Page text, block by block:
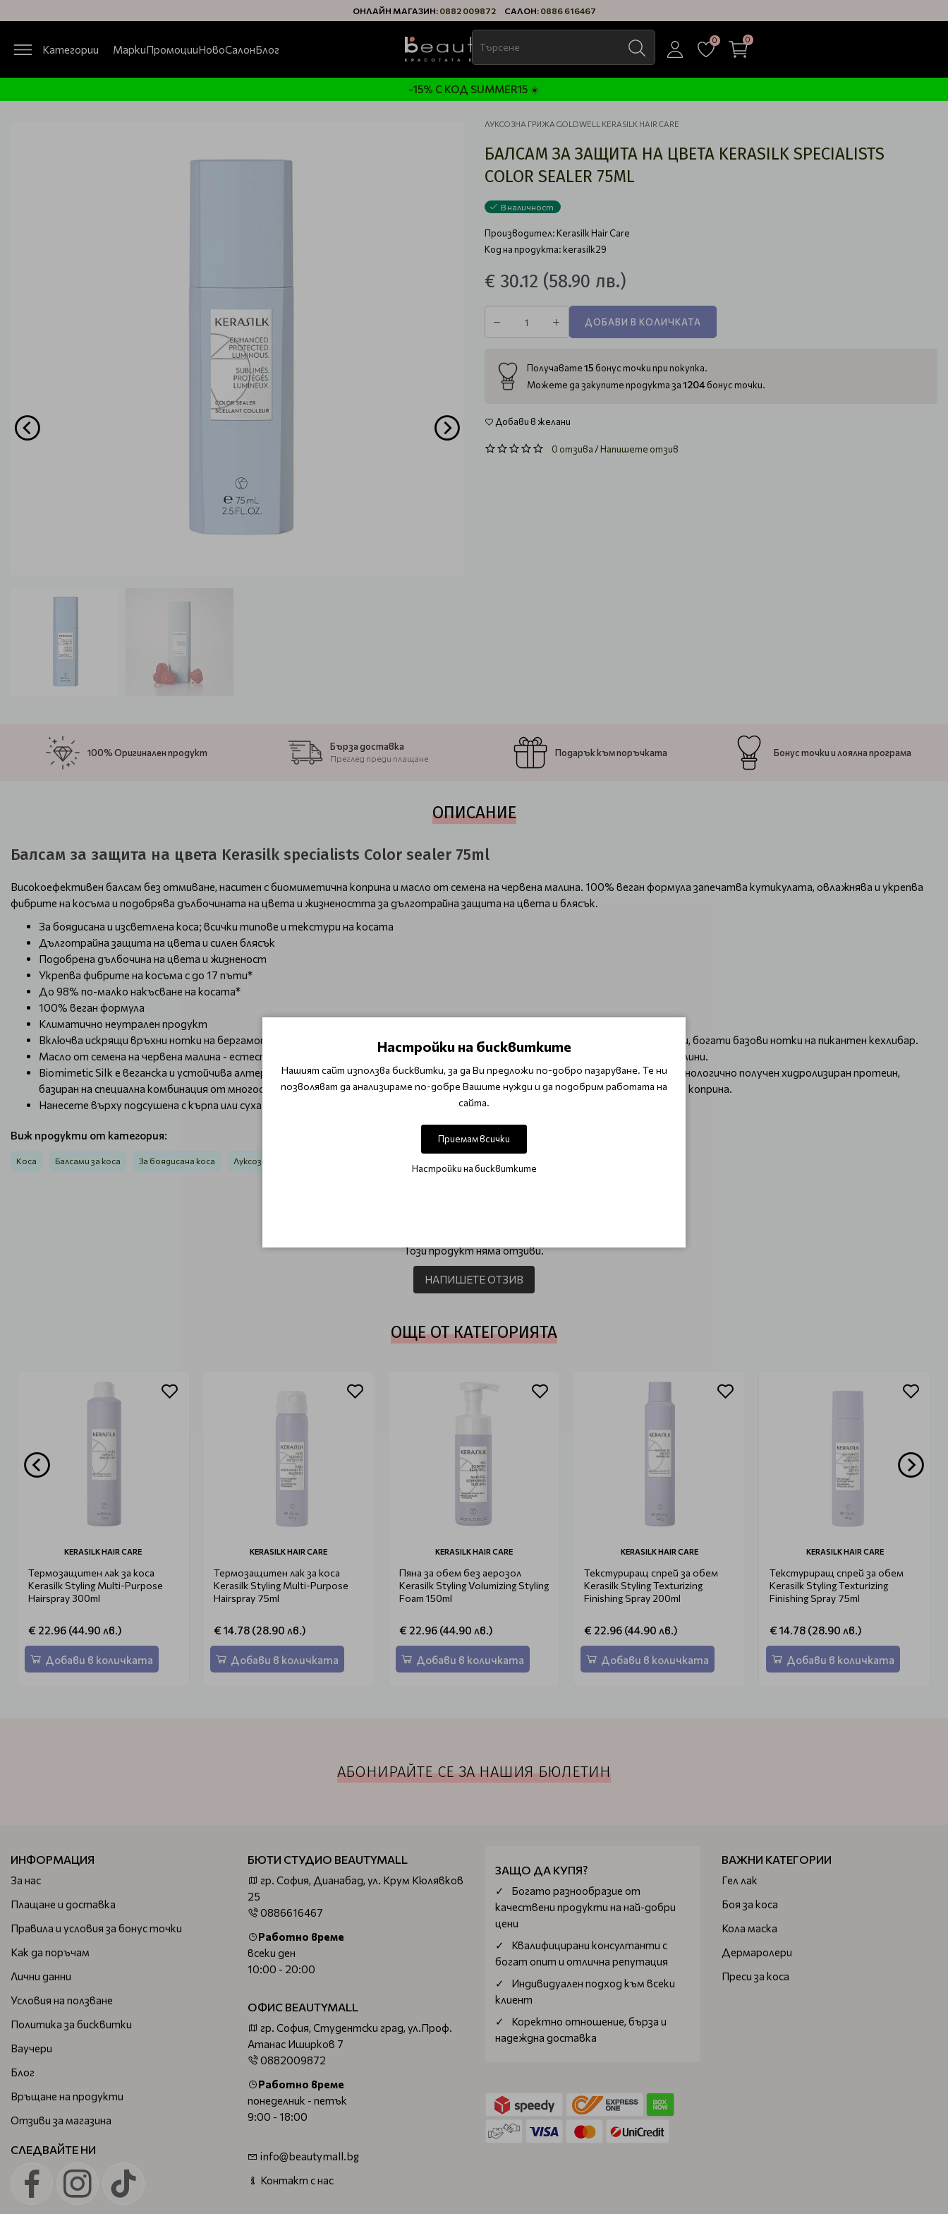
ОНЛАЙН МАГАЗИН: 0882 009872 САЛОН: 0886 616467
Категории МаркиПромоцииНовоСалонБлог
0 0
-15% С КОД SUMMER15 ☀️
ЛУКСОЗНА ГРИЖА GOLDWELL KERASILK HAIR CARE
БАЛСАМ ЗА ЗАЩИТА НА ЦВЕТА KERASILK SPECIALISTS
COLOR SEALER 75ML
В наличност
Производител:Kerasilk Hair Care
Код на продукта: kerasilk29
€ 30.12 (58.90 лв.)
ДОБАВИ В КОЛИЧКАТА
Получавате15 бонус точки при покупка.
Можете да закупите продукта за1204бонус точки.
Добави в желани
0 отзива/Напишете отзив
100% Оригинален продукт
Бърза доставка
Преглед преди плащане
Подарък към поръчката Бонус точки и лоялна програма
ОПИСАНИЕ
Балсам за защита на цвета Kerasilk specialists Color sealer 75ml
Високоефективен балсам без отмиване, наситен с биомиметична коприна и масло от семена на червена малина. 100% веган формула запечатва кутикулата, овлажнява и укрепва
фибрите на косъма и подобрява дълбочината на цвета и жизнеността за дълготрайна защита на цвета и блясък.
За боядисана и изсветлена коса; всички типове и текстури на косата
Дълготрайна защита на цвета и силен блясък
Подобрена дълбочина на цвета и жизненост
Укрепва фибрите на косъма с до 17 пъти*
До 98% по-малко накъсване на косата*
100% веган формула
Климатично неутрален продукт
Включва искрящи връхни нотки на бергамот, кипарис и ябълка, средни флорални нотки на бял жасмин и момина сълза и дълбоки, богати базови нотки на пикантен кехлибар.
Масло от семена на червена малина - естествен източник на витамин Е, витамин А, антиоксиданти и есенциални мастни киселини.
Biomimetic Silk е веганска и устойчива алтернатива на традиционната коприна, добита от животни. Biomimetic Silk е биотехнологично получен хидролизиран протеин,
базиран на специална комбинация от многостранни аминокиселини, която имитира състава и предимствата на оригиналната коприна.
Нанесете върху подсушена с кърпа или суха коса и оформете прическата
Виж продукти от категория:
Коса Балсами за коса За боядисана коса Луксозна грижа Goldwell Kerasilk Hair Care
Този продукт няма отзиви.
НАПИШЕТЕ ОТЗИВ
ОЩЕ ОТ КАТЕГОРИЯТА
KERASILK HAIR CARE
Термозащитен лак за коса
Kerasilk Styling Multi-Purpose
Hairspray 300ml
€ 22.96 (44.90 лв.)
Добави в количката
KERASILK HAIR CARE
Термозащитен лак за коса
Kerasilk Styling Multi-Purpose
Hairspray 75ml
€ 14.78 (28.90 лв.)
Добави в количката
KERASILK HAIR CARE
Пяна за обем без аерозол
Kerasilk Styling Volumizing Styling
Foam 150ml
€ 22.96 (44.90 лв.)
Добави в количката
KERASILK HAIR CARE
Текстуриращ спрей за обем
Kerasilk Styling Texturizing
Finishing Spray 200ml
€ 22.96 (44.90 лв.)
Добави в количката
KERASILK HAIR CARE
Текстуриращ спрей за обем
Kerasilk Styling Texturizing
Finishing Spray 75ml
€ 14.78 (28.90 лв.)
Добави в количката
АБОНИРАЙТЕ СЕ ЗА НАШИЯ БЮЛЕТИН
ИНФОРМАЦИЯ
За нас
Плащане и доставка
Правила и условия за бонус точки
Как да поръчам
Лични данни
Условия на ползване
Политика за бисквитки
Ваучери
Блог
Връщане на продукти
Отзиви за магазина
СЛЕДВАЙТЕ НИ
БЮТИ СТУДИО BEAUTYMALL
гр. София, Дианабад, ул. Крум Кюлявков
25
0886616467
Работно време
всеки ден
10:00 - 20:00
ОФИС BEAUTYMALL
гр. София, Студентски град, ул.Проф.
Атанас Иширков 7
0882009872
Работно време
понеделник - петък
9:00 - 18:00
info@beautymall.bg
Контакт с нас
ЗАЩО ДА КУПЯ?
Богатo разнообразие от
качествени продукти на най-добри
цени
Квалифицирани консултанти с
богат опит и отлична репутация
Индивидуален подход към всеки
клиент
Коректно отношение, бърза и
надеждна доставка
ВАЖНИ КАТЕГОРИИ
Гел лак
Боя за коса
Кола маска
Дермаролери
Преси за коса
Настройки на бисквитките
Нашият сайт използва бисквитки, за да Ви предложи по-добро пазаруване. Те ни
позволяват да анализираме по-добре Вашите нужди и да подобрим работата на
сайта.
Приемам всички
Настройки на бисквитките